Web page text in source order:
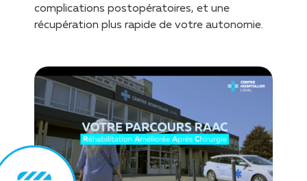
complications postopératoires, et une
récupération plus rapide de votre autonomie.